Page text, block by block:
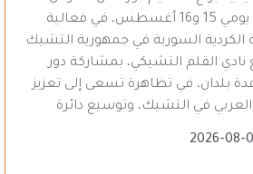
الكتاب العربي والكردي يومي 15 و16 أغسطس، في فعالية
الكردية السورية في جمهورية التشيك
القلم التشيكي، بمشاركة دور
بلدان، في تظاهرة تسعى إلى تعزيز
في التشيك، وتوسيع دائرة
2026-08-